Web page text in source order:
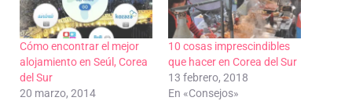
Cómo encontrar el mejor
alojamiento en Seúl, Corea
del Sur
20 marzo, 2014
10 cosas imprescindibles
que hacer en Corea del Sur
13 febrero, 2018
En «Consejos»